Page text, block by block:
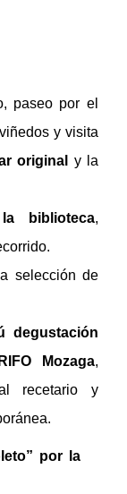
paseo por el
y visita
original
y la
biblioteca,
selección de
degustación
Mozaga,
recetario y
por la